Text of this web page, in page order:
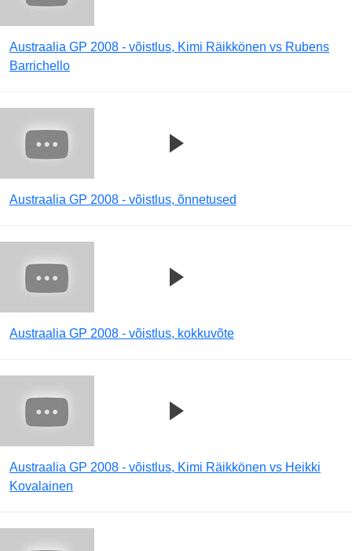
Austraalia GP 2008 - võistlus, Kimi Räikkönen vs Rubens
Barrichello
Austraalia GP 2008 - võistlus, õnnetused
Austraalia GP 2008 - võistlus, kokkuvõte
Austraalia GP 2008 - võistlus, Kimi Räikkönen vs Heikki
Kovalainen